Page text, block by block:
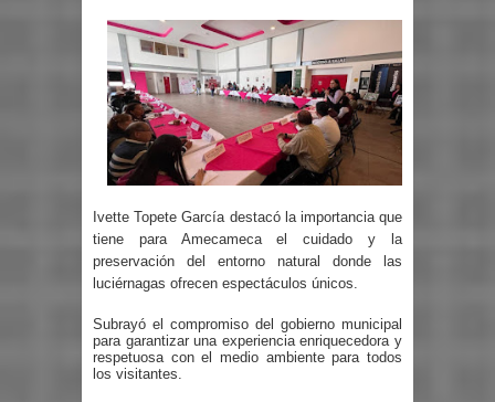
Ivette Topete García destacó la importancia que
tiene para Amecameca el cuidado y la
preservación del entorno natural donde las
luciérnagas ofrecen espectáculos únicos.
Subrayó el compromiso del gobierno municipal
para garantizar una experiencia enriquecedora y
respetuosa con el medio ambiente para todos
los visitantes.